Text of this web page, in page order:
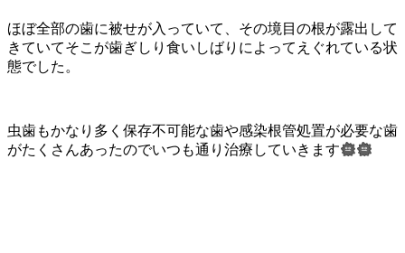
ほぼ全部の歯に被せが入っていて、その境目の根が露出して
きていてそこが歯ぎしり食いしばりによってえぐれている状
態でした。
虫歯もかなり多く保存不可能な歯や感染根管処置が必要な歯
がたくさんあったのでいつも通り治療していきます